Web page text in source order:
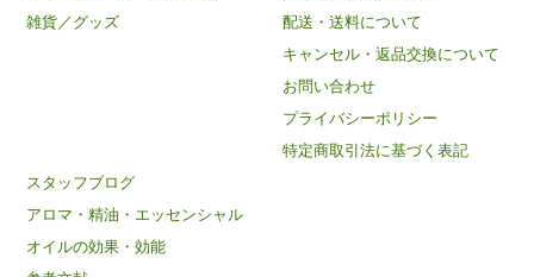
雑貨／グッズ
配送・送料について
キャンセル・返品交換について
お問い合わせ
プライバシーポリシー
特定商取引法に基づく表記
スタッフブログ
アロマ・精油・エッセンシャル
オイルの効果・効能